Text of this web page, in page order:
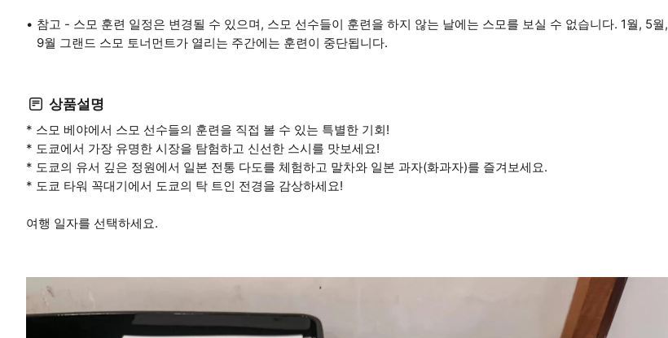
참고 - 스모 훈련 일정은 변경될 수 있으며, 스모 선수들이 훈련을 하지 않는 날에는 스모를 보실 수 없습니다. 1월, 5월,
9월 그랜드 스모 토너먼트가 열리는 주간에는 훈련이 중단됩니다.
상품설명
* 스모 베야에서 스모 선수들의 훈련을 직접 볼 수 있는 특별한 기회!
* 도쿄에서 가장 유명한 시장을 탐험하고 신선한 스시를 맛보세요!
* 도쿄의 유서 깊은 정원에서 일본 전통 다도를 체험하고 말차와 일본 과자(화과자)를 즐겨보세요.
* 도쿄 타워 꼭대기에서 도쿄의 탁 트인 전경을 감상하세요!
여행 일자를 선택하세요.